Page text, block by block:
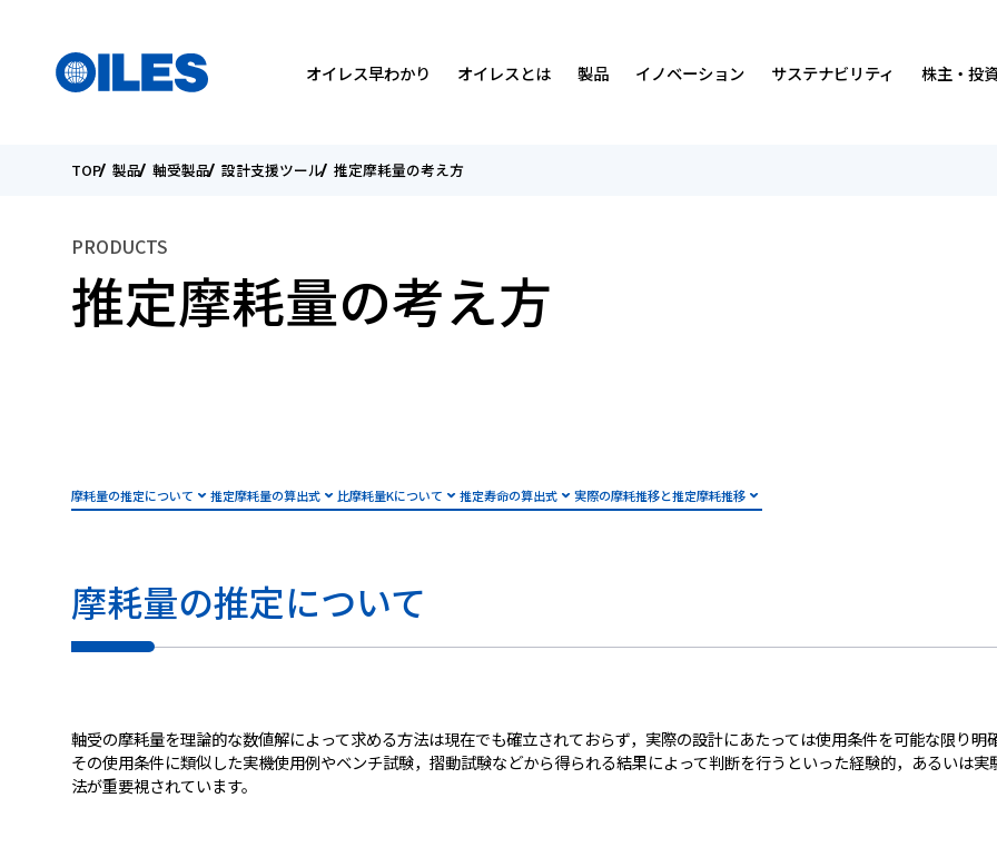
オイレス早わかり オイレスとは 製品 イノベーション サステナビリティ 株主・投
検索
SEARCH会社概要
国内・海外関係会社
会社案内・広告ライブラリー
こんなところにオイレス
マンガ
軸受製品
トライボロジーについて
トップメッセージ
オイレスの取り組み
統合報告書
ESGデータ
各種方針
トップメッセージ
IRライブラリー
財務ハイライト
電子公告
よくあるご質問
TOP 製品 軸受製品 設計支援ツール 推定摩耗量の考え方
PRODUCTS
推定摩耗量の考え方
摩耗量の推定について 推定摩耗量の算出式 比摩耗量Kについて 推定寿命の算出式 実際の摩耗推移と推定摩耗推移
摩耗量の推定について
軸受の摩耗量を理論的な数値解によって求める方法は現在でも確立されておらず，実際の設計にあたっては使用条件を可能な限り明
その使用条件に類似した実機使用例やベンチ試験，摺動試験などから得られる結果によって判断を行うといった経験的，あるいは実
法が重要視されています。